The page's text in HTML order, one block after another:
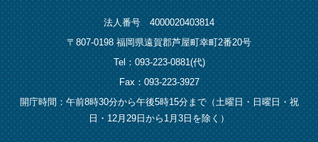
法人番号 4000020403814
〒807-0198 福岡県遠賀郡芦屋町幸町2番20号
Tel：093-223-0881(代)
Fax：093-223-3927
開庁時間：午前8時30分から午後5時15分まで（土曜日・日曜日・祝
日・12月29日から1月3日を除く）